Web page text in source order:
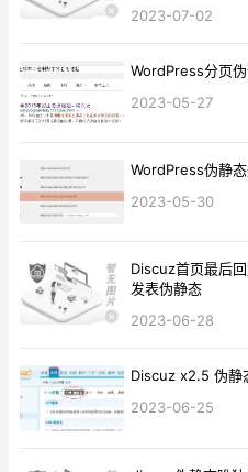
2023-07-02
WordPress分页
2023-05-27
WordPress伪静
2023-05-30
Discuz首页最后
发表伪静态
2023-06-28
Discuz x2.5 伪静
2023-06-25